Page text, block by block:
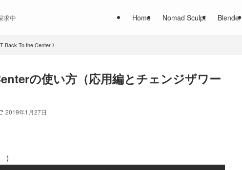
求中 Home Nomad Sculpt Blender
Back To the Center
の使い方（応用編とチェンジザワー
2019年1月27日